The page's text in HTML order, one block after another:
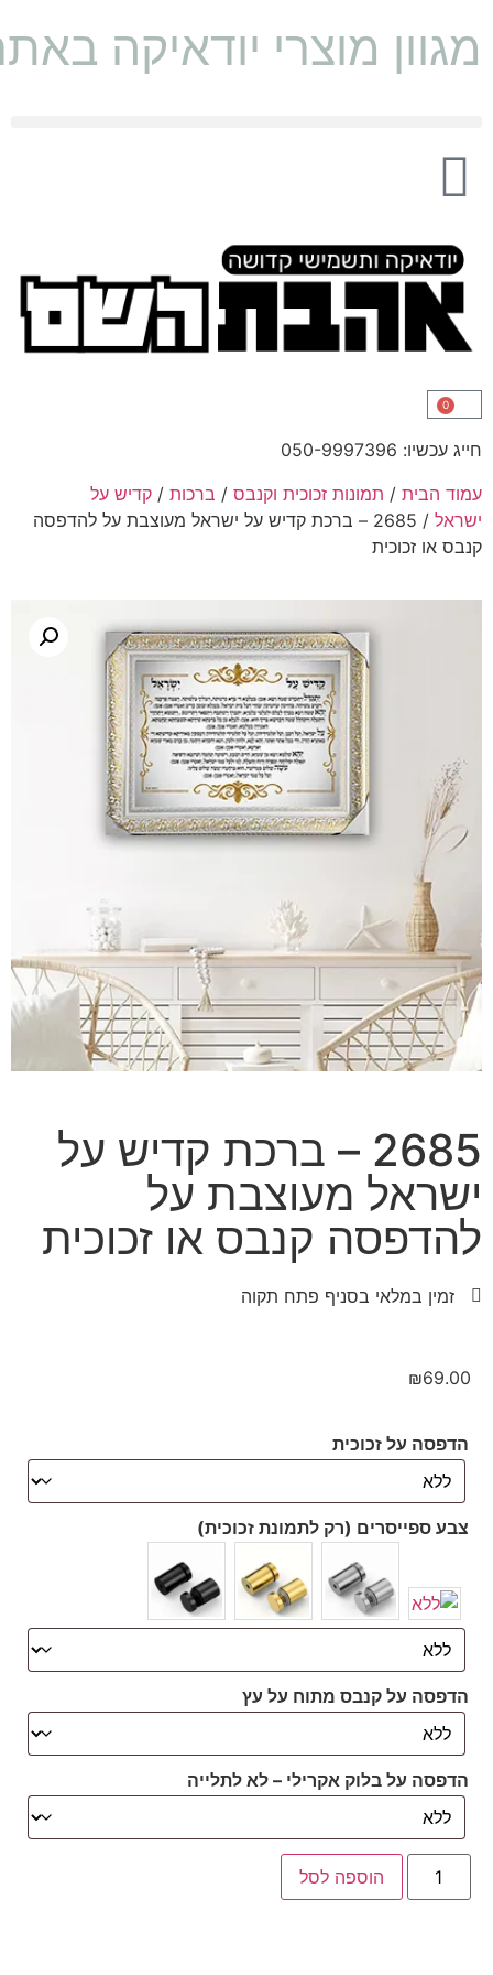
מגוון מוצרי יודאיקה
0
חייג עכשיו: 050-9997396
עמוד הבית / תמונות זכוכית וקנבס / ברכות / קדיש על
ישראל
/ 2685 – ברכת קדיש על ישראל מעוצבת על להדפסה
קנבס או זכוכית
2685 – ברכת קדיש על
ישראל מעוצבת על
להדפסה קנבס או זכוכית
זמין במלאי בסניף פתח תקוה
₪69.00
הדפסה על זכוכית
צבע ספייסרים (רק לתמונת זכוכית)
הדפסה על קנבס מתוח על עץ
הדפסה על בלוק אקרילי – לא לתלייה
הוספה לסל